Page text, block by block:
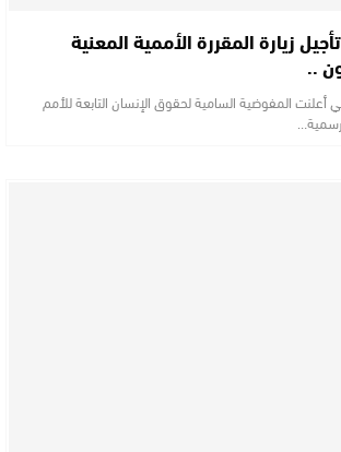
زيارة المقررة الأممية المعنية
..
أعلنت المفوضية السامية لحقوق الإنسان التابعة للأمم